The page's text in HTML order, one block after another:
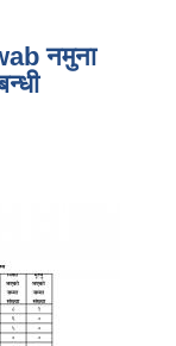
नमुना